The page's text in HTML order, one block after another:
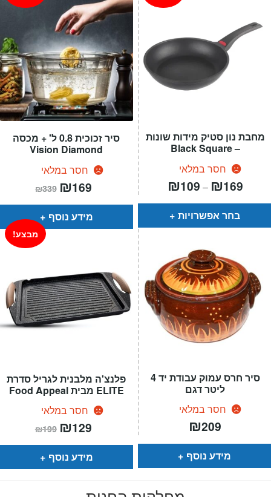
סיר זכוכית 0.8 ל' + מכסה
Vision Diamond
חסר במלאי
₪339 המחיר
המקורי
היה:
₪339.
₪169
הוא:
מידע נוסף
מחבת נון סטיק מידות שונות
– Black Square
חסר במלאי
₪109 – ₪169טווח
⁦₪109⁩
בחר אפשרויות
פלנצ'ה מלבנית לגריל סדרת
ELITE מבית Food Appeal
חסר במלאי
מבצע!
₪199 המחיר
המקורי
היה:
₪199.
₪129
הוא:
מידע נוסף
סיר חרס עמוק עבודת יד 4
ליטר דגם
חסר במלאי
₪209
מידע נוסף